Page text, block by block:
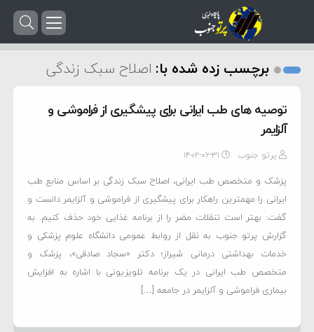
برچسب زده شده با: اصلاح سبک زندگی
توصیه های طب ایرانی برای پیشگیری از فراموشی و
آلزایمر
پرتو جنوب ۱۴۰۲-۰۶-۳۱
پزشک و متخصص طب ایرانی، اصلاح سبک زندگی بر اساس منابع طب
ایرانی را مهمترین راهکار برای پیشگیری از فراموشی و آلزایمر دانست و
گفت: بهتر است تنقلات مضر را از برنامه غذایی خود حذف کنیم. به
گزارش پرتو جنوب به نقل از روابط عمومی دانشگاه علوم پزشکی و
خدمات بهداشتی درمانی شیراز؛ دکتر «سجاد صادقی»، پزشک و
متخصص طب ایرانی در یک برنامه تلویزیونی با اشاره به افزایش
بیماری فراموشی و آلزایمر در جامعه […]